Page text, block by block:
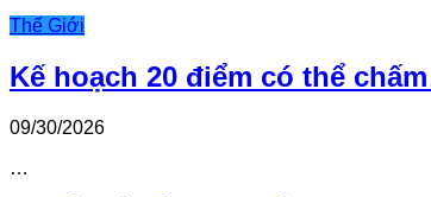
Thế Giới
Kế hoạch 20 điểm có thể
09/30/2026
…